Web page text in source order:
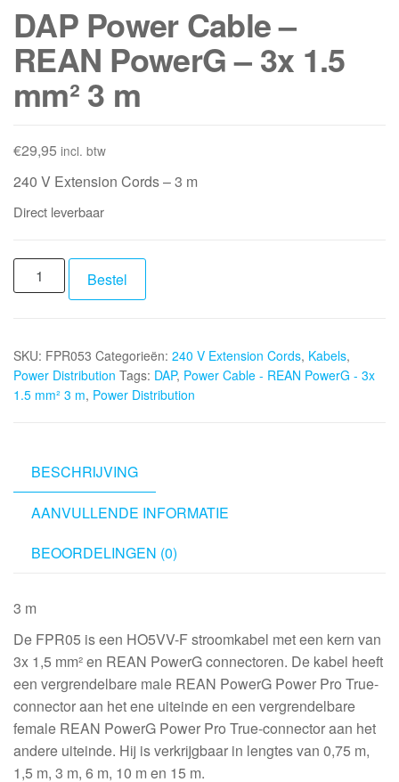
DAP Power Cable –
REAN PowerG – 3x 1.5
mm² 3 m
€29,95 incl. btw
240 V Extension Cords – 3 m
Direct leverbaar
DAP
Power
REAN
PowerG
-
mm²
3
Bestel
SKU: FPR053 Categorieën: 240 V Extension Cords, Kabels,
Power Distribution Tags: DAP, Power Cable - REAN PowerG - 3x
1.5 mm² 3 m, Power Distribution
BESCHRIJVING
AANVULLENDE INFORMATIE
BEOORDELINGEN (0)
3 m
De FPR05 is een HO5VV-F stroomkabel met een kern van
3x 1,5 mm² en REAN PowerG connectoren. De kabel heeft
een vergrendelbare male REAN PowerG Power Pro True-
connector aan het ene uiteinde en een vergrendelbare
female REAN PowerG Power Pro True-connector aan het
andere uiteinde. Hij is verkrijgbaar in lengtes van 0,75 m,
1,5 m, 3 m, 6 m, 10 m en 15 m.